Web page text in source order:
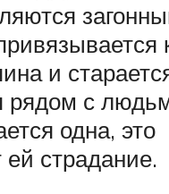
и
рядом с
одна, это
ей страдание.